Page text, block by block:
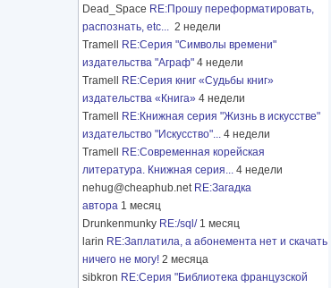
Dead_Space RE:Прошу переформатировать,
распознать, etc... 2 недели
Tramell
RE:Серия "Символы времени"
издательства "Аграф" 4 недели
Tramell
RE:Серия книг «Судьбы книг»
издательства «Книга» 4 недели
Tramell
RE:Книжная серия "Жизнь в искусстве"
издательство "Искусство"... 4 недели
Tramell
RE:Современная корейская
литература. Книжная серия... 4 недели
nehug@cheaphub.net RE:Загадка
автора 1 месяц
Drunkenmunky RE:/sql/ 1 месяц
larin RE:Заплатила, а абонемента нет и скачать
ничего не могу! 2 месяца
sibkron RE:Серия "Библиотека французской